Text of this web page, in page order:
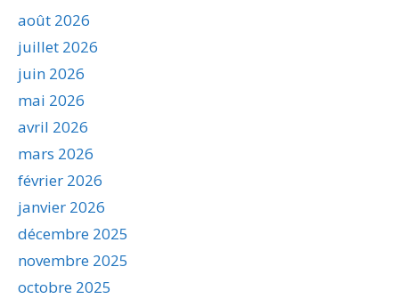
août 2026
juillet 2026
juin 2026
mai 2026
avril 2026
mars 2026
février 2026
janvier 2026
décembre 2025
novembre 2025
octobre 2025